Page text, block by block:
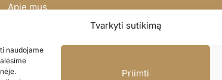
Tvarkyti sutikimą
naudojame
Priimti
Apie mus
Privatumo politika
Parduotuvės politika